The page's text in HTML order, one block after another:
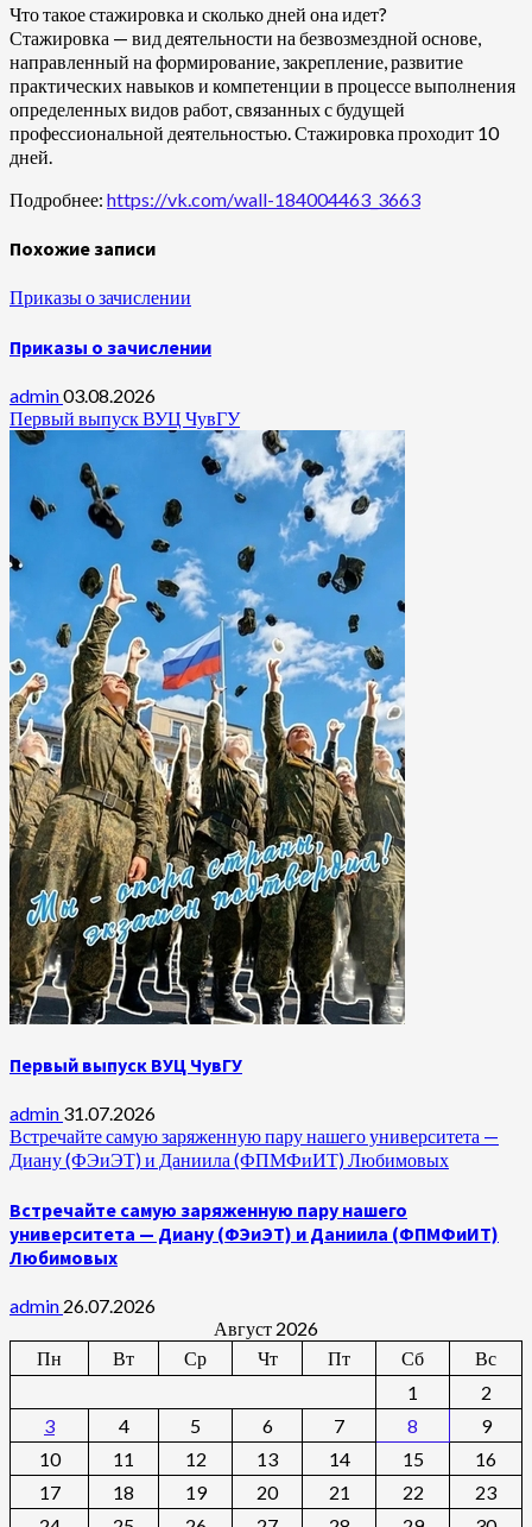
Что такое стажировка и сколько дней она идет?
Стажировка — вид деятельности на безвозмездной основе,
направленный на формирование, закрепление, развитие
практических навыков и компетенции в процессе выполнения
определенных видов работ, связанных с будущей
профессиональной деятельностью. Стажировка проходит 10
дней.
Подробнее: https://vk.com/wall-184004463_3663
Похожие записи
Приказы о зачислении
Приказы о зачислении
admin03.08.2026
Первый выпуск ВУЦ ЧувГУ
Первый выпуск ВУЦ ЧувГУ
admin 31.07.2026
Встречайте самую заряженную пару нашего университета —
Диану (ФЭиЭТ) и Даниила (ФПМФиИТ) Любимовых
Встречайте самую заряженную пару нашего
университета — Диану (ФЭиЭТ) и Даниила (ФПМФиИТ)
Любимовых
admin 26.07.2026
Август 2026
Пн
Вт Ср Чт Пт Сб
Вс
1
2
3
4 5 6 7 8
9
10
11 12 13 14 15
16
17
18 19 20 21 22
23